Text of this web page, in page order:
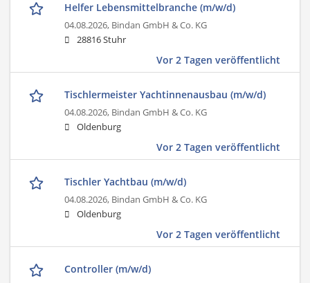
Helfer Lebensmittelbranche (m/w/d)
04.08.2026, Bindan GmbH & Co. KG
28816 Stuhr
Vor 2 Tagen veröffentlicht
Tischlermeister Yachtinnenausbau (m/w/d)
04.08.2026, Bindan GmbH & Co. KG
Oldenburg
Vor 2 Tagen veröffentlicht
Tischler Yachtbau (m/w/d)
04.08.2026, Bindan GmbH & Co. KG
Oldenburg
Vor 2 Tagen veröffentlicht
Controller (m/w/d)